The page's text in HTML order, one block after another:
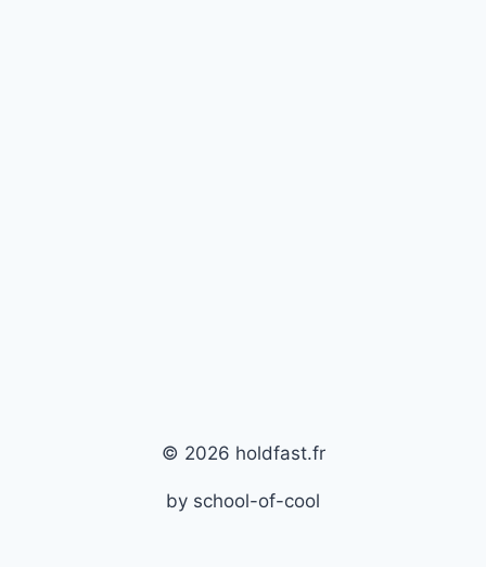
© 2026 holdfast.fr
by school-of-cool